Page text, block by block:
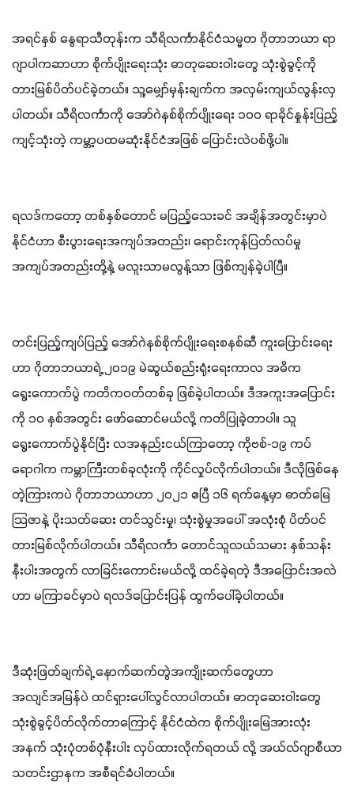
အရင်နှစ် နွေရာသီတုန်းက သီရိလင်္ကာနိုင်ငံသမ္မတ ဂိုတာဘယာ ရာ
ဂျာပါကဆာဟာ စိုက်ပျိုးရေးသုံး ဓာတုဆေးဝါးတွေ သုံးစွဲခွင့်ကို
တားမြစ်ပိတ်ပင်ခဲ့တယ်။ သူ့မျှော်မှန်းချက်က အလှမ်းကျယ်လွန်းလှ
ပါတယ်။ သီရိလင်္ကာကို အော်ဂဲနစ်စိုက်ပျိုးရေး ၁၀၀ ရာခိုင်နှုန်းပြည့်
ကျင့်သုံးတဲ့ ကမ္ဘာ့ပထမဆုံးနိုင်ငံအဖြစ် ပြောင်းလဲပစ်ဖို့ပါ။
ရလဒ်ကတော့ တစ်နှစ်တောင် မပြည့်သေးခင် အချိန်အတွင်းမှာပဲ
နိုင်ငံဟာ စီးပွားရေးအကျပ်အတည်း၊ ရောင်းကုန်ပြတ်လပ်မှု
အကျပ်အတည်းတို့နဲ့ မလူးသာမလွန့်သာ ဖြစ်ကျန်ခဲ့ပါပြီ။
တင်းပြည့်ကျပ်ပြည့် အော်ဂဲနစ်စိုက်ပျိုးရေးစနစ်ဆီ ကူးပြောင်းရေး
ဟာ ဂိုတာဘယာရဲ့ ၂၀၁၉ မဲဆွယ်စည်းရုံးရေးကာလ အဓိက
ရွေးကောက်ပွဲ ကတိကဝတ်တစ်ခု ဖြစ်ခဲ့ပါတယ်။ ဒီအကူးအပြောင်း
ကို ၁၀ နှစ်အတွင်း ဖော်ဆောင်မယ်လို့ ကတိပြုခဲ့တာပါ။ သူ
ရွေးကောက်ပွဲနိုင်ပြီး လအနည်းငယ်ကြာတော့ ကိုဗစ်-၁၉ ကပ်
ရောဂါက ကမ္ဘာကြီးတစ်ခုလုံးကို ကိုင်လှုပ်လိုက်ပါတယ်။ ဒီလိုဖြစ်နေ
တဲ့ကြားကပဲ ဂိုတာဘယာဟာ ၂၀၂၁ ဧပြီ ၁၆ ရက်နေ့မှာ ဓာတ်မြေ
သြဇာနဲ့ ပိုးသတ်ဆေး တင်သွင်းမှု၊ သုံးစွဲမှုအပေါ် အလုံးစုံ ပိတ်ပင်
တားမြစ်လိုက်ပါတယ်။ သီရိလင်္ကာ တောင်သူလယ်သမား နှစ်သန်း
နီးပါးအတွက် လာခြင်းကောင်းမယ်လို့ ထင်ခဲ့ရတဲ့ ဒီအပြောင်းအလဲ
ဟာ မကြာခင်မှာပဲ ရလဒ်ပြောင်းပြန် ထွက်ပေါ်ခဲ့ပါတယ်။
ဒီဆုံးဖြတ်ချက်ရဲ့ နောက်ဆက်တွဲအကျိုးဆက်တွေဟာ
အလျင်အမြန်ပဲ ထင်ရှားပေါ်လွင်လာပါတယ်။ ဓာတုဆေးဝါးတွေ
သုံးစွဲခွင့်ပိတ်လိုက်တာကြောင့် နိုင်ငံထဲက စိုက်ပျိုးမြေအားလုံး
အနက် သုံးပုံတစ်ပုံနီးပါး လှပ်ထားလိုက်ရတယ် လို့ အယ်လ်ဂျာစီယာ
သတင်းဌာနက အစီရင်ခံပါတယ်။